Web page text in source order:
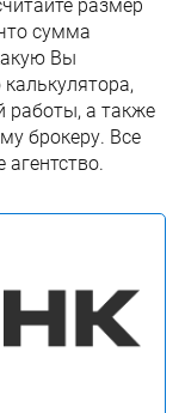
размер
сумма
Вы
работы, а также
брокеру. Все